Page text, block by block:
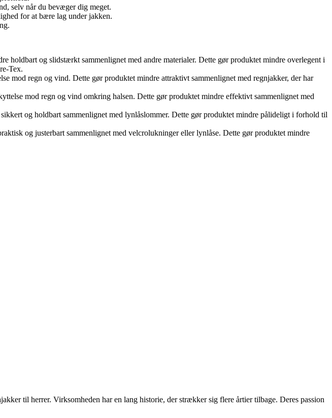
selv når du bevæger dig meget.
for at bære lag under jakken.
og slidstærkt sammenlignet med andre materialer. Dette gør produktet mindre overlegent i
Tex.
regn og vind. Dette gør produktet mindre attraktivt sammenlignet med regnjakker, der har
mod regn og vind omkring halsen. Dette gør produktet mindre effektivt sammenlignet med
og holdbart sammenlignet med lynlåslommer. Dette gør produktet mindre pålideligt i forhold til
og justerbart sammenlignet med velcrolukninger eller lynlåse. Dette gør produktet mindre
til herrer. Virksomheden har en lang historie, der strækker sig flere årtier tilbage. Deres passion